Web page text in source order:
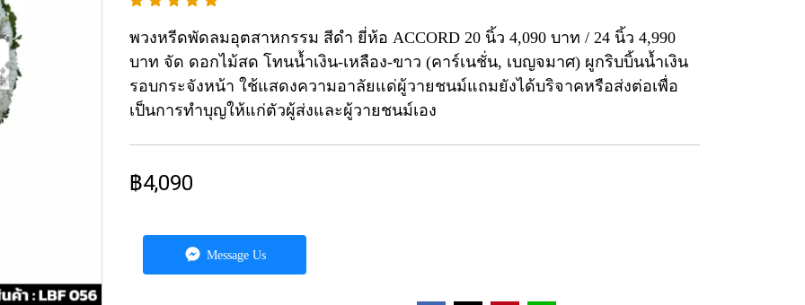
พวงหรีดพัดลมอุตสาหกรรม สีดำ ยี่ห้อ ACCORD 20 นิ้ว 4,090 บาท / 24 นิ้ว 4,990
บาท จัด ดอกไม้สด โทนน้ำเงิน-เหลือง-ขาว (คาร์เนชั่น, เบญจมาศ) ผูกริบบิ้นน้ำเงิน
รอบกระจังหน้า ใช้แสดงความอาลัยแด่ผู้วายชนม์แถมยังได้บริจาคหรือส่งต่อเพื่อ
เป็นการทำบุญให้แก่ตัวผู้ส่งและผู้วายชนม์เอง
฿4,090
Message Us